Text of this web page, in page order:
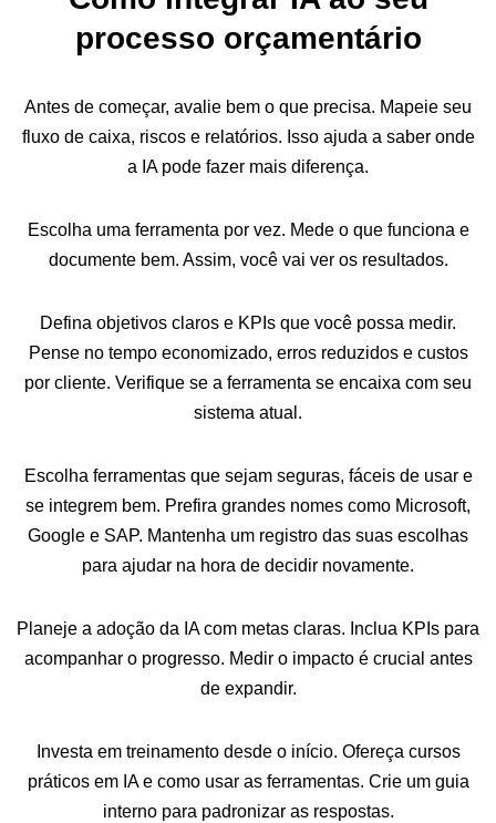
processo orçamentário
Antes de começar, avalie bem o que precisa. Mapeie seu
fluxo de caixa, riscos e relatórios. Isso ajuda a saber onde
a IA pode fazer mais diferença.
Escolha uma ferramenta por vez. Mede o que funciona e
documente bem. Assim, você vai ver os resultados.
Defina objetivos claros e KPIs que você possa medir.
Pense no tempo economizado, erros reduzidos e custos
por cliente. Verifique se a ferramenta se encaixa com seu
sistema atual.
Escolha ferramentas que sejam seguras, fáceis de usar e
se integrem bem. Prefira grandes nomes como Microsoft,
Google e SAP. Mantenha um registro das suas escolhas
para ajudar na hora de decidir novamente.
Planeje a adoção da IA com metas claras. Inclua KPIs para
acompanhar o progresso. Medir o impacto é crucial antes
de expandir.
Investa em treinamento desde o início. Ofereça cursos
práticos em IA e como usar as ferramentas. Crie um guia
interno para padronizar as respostas.